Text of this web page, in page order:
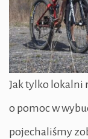
Jak tylko lokalni
o pomoc w
pojechaliśmy